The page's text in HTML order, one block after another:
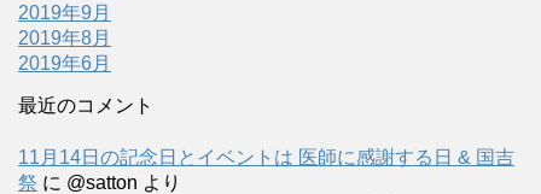
2019年9月
2019年8月
2019年6月
最近のコメント
11月14日の記念日とイベントは 医師に感謝する日 & 国吉
祭 に @satton より